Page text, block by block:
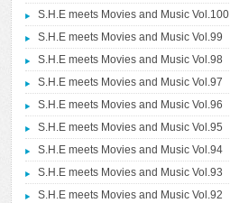
S.H.E meets Movies and Music Vol.100
S.H.E meets Movies and Music Vol.99
S.H.E meets Movies and Music Vol.98
S.H.E meets Movies and Music Vol.97
S.H.E meets Movies and Music Vol.96
S.H.E meets Movies and Music Vol.95
S.H.E meets Movies and Music Vol.94
S.H.E meets Movies and Music Vol.93
S.H.E meets Movies and Music Vol.92